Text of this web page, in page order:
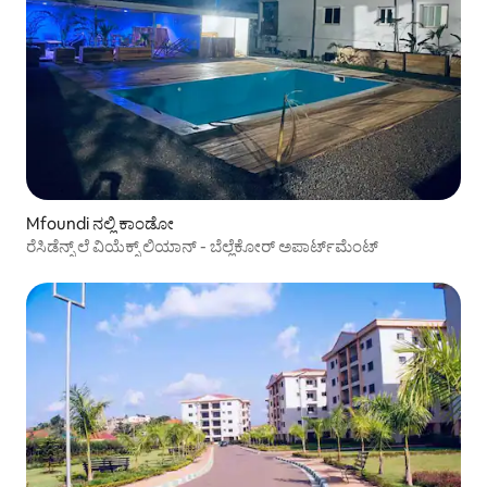
Mfoundi ನಲ್ಲಿ ಕಾಂಡೋ
ರೆಸಿಡೆನ್ಸ್ ಲೆ ವಿಯೆಕ್ಸ್ ಲಿಯಾನ್ - ಬೆಲ್ಲೆಕೋರ್ ಅಪಾರ್ಟ್‌ಮೆಂಟ್